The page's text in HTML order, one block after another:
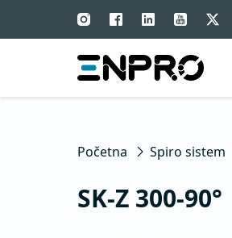
Početna Spiro sistem
SK-Z 300-90°